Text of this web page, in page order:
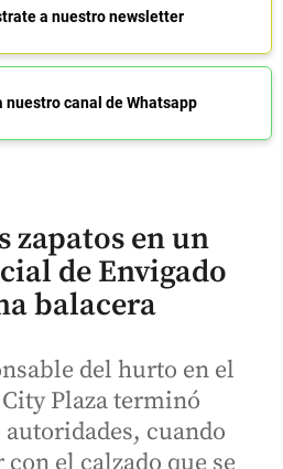
a nuestro newsletter
nuestro canal de Whatsapp
zapatos en un
de Envigado
balacera
del hurto en el
Plaza terminó
cuando
el calzado que se